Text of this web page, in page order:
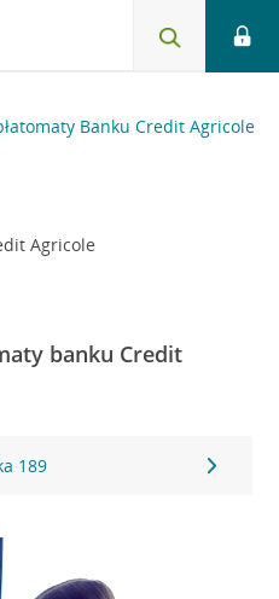
Banku Credit Agricole
Agricole
banku Credit
189